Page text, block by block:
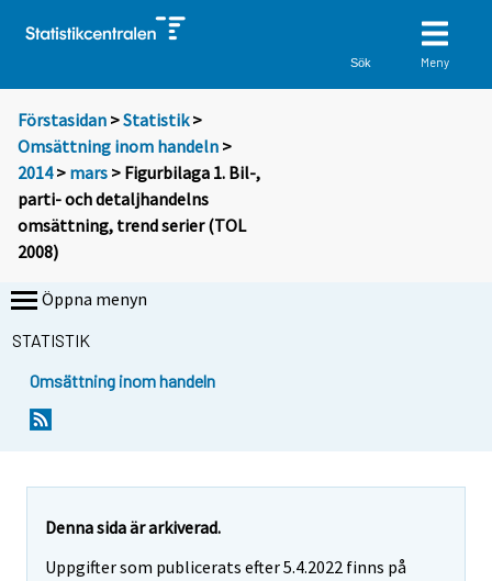
Sök Meny
Förstasidan >Statistik >
Omsättning inom handeln >
2014> mars > Figurbilaga 1. Bil-,
parti- och detaljhandelns
omsättning, trend serier (TOL
2008)
Öppna menyn
STATISTIK
Omsättning inom handeln
Denna sida är arkiverad.
Uppgifter som publicerats efter 5.4.2022 finns på